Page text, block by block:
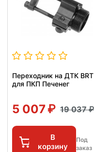
Переходник на ДТК BRT
для ПКП Печенег
5 007 19 037
В
корзину
Под
заказ